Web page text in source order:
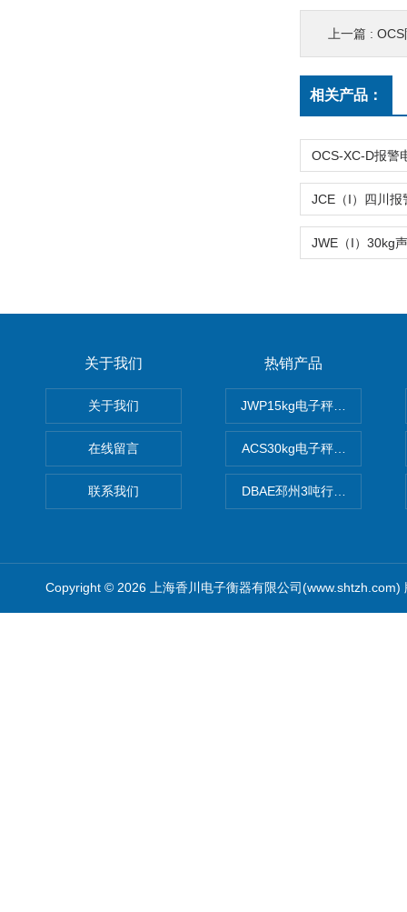
上一篇 :
相关产品：
关于我们
关于我们
在线留言
联系我们
热销产品
JWP15kg电子秤价格,15公
ACS30kg电子秤价格,30公
DBAE邳州3吨行车电子吊秤
Copyright © 2026 上海香川电子衡器有限公司(www.shtzh.com)